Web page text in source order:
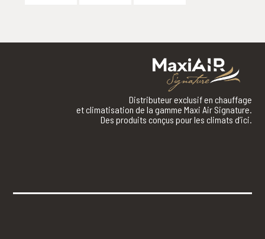
Distributeur exclusif en chauffage
et climatisation de la gamme Maxi Air Signature.
Des produits conçus pour les climats d’ici.